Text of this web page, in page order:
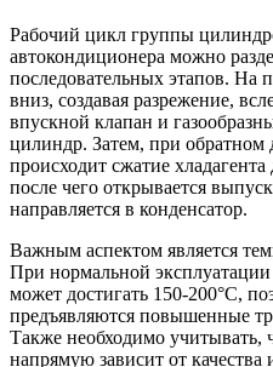
Рабочий цикл группы
автокондиционера можно
последовательных этапов. На
вниз, создавая разрежение,
впускной клапан и
цилиндр. Затем, при
происходит сжатие
после чего открывается
направляется в конденсатор.
Важным аспектом является
При нормальной
может достигать 150-200°C,
предъявляются повышенные
Также необходимо учитывать,
напрямую зависит от качества